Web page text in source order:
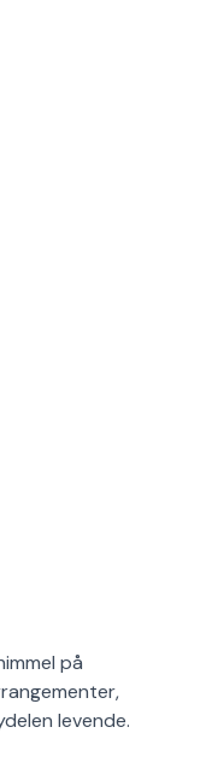
på
levende.